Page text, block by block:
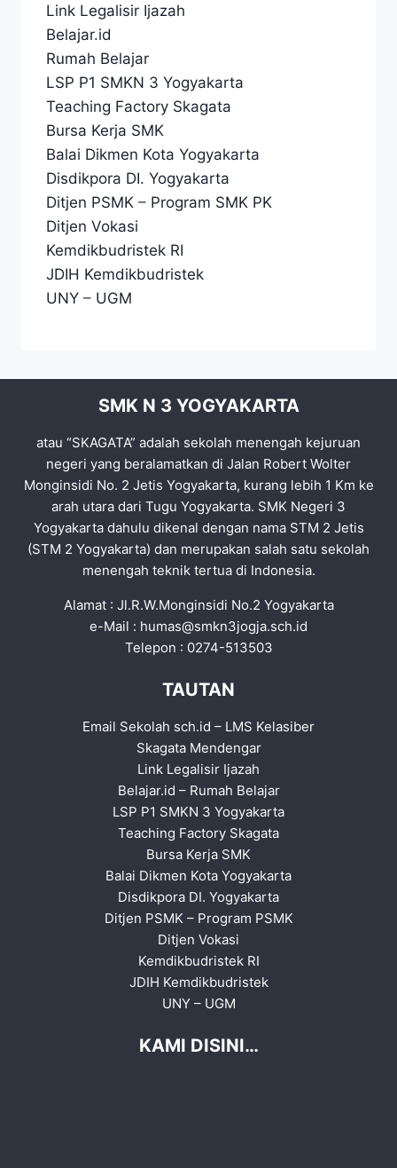
Link Legalisir Ijazah
Belajar.id
Rumah Belajar
LSP P1 SMKN 3 Yogyakarta
Teaching Factory Skagata
Bursa Kerja SMK
Balai Dikmen Kota Yogyakarta
Disdikpora DI. Yogyakarta
Ditjen PSMK – Program SMK PK
Ditjen Vokasi
Kemdikbudristek RI
JDIH Kemdikbudristek
UNY – UGM
SMK N 3 YOGYAKARTA
atau “SKAGATA” adalah sekolah menengah kejuruan
negeri yang beralamatkan di Jalan Robert Wolter
Monginsidi No. 2 Jetis Yogyakarta, kurang lebih 1 Km ke
arah utara dari Tugu Yogyakarta. SMK Negeri 3
Yogyakarta dahulu dikenal dengan nama STM 2 Jetis
(STM 2 Yogyakarta) dan merupakan salah satu sekolah
menengah teknik tertua di Indonesia.
Alamat : Jl.R.W.Monginsidi No.2 Yogyakarta
e-Mail : humas@smkn3jogja.sch.id
Telepon : 0274-513503
TAUTAN
Email Sekolah sch.id – LMS Kelasiber
Skagata Mendengar
Link Legalisir Ijazah
Belajar.id – Rumah Belajar
LSP P1 SMKN 3 Yogyakarta
Teaching Factory Skagata
Bursa Kerja SMK
Balai Dikmen Kota Yogyakarta
Disdikpora DI. Yogyakarta
Ditjen PSMK – Program PSMK
Ditjen Vokasi
Kemdikbudristek RI
JDIH Kemdikbudristek
UNY– UGM
KAMI DISINI…